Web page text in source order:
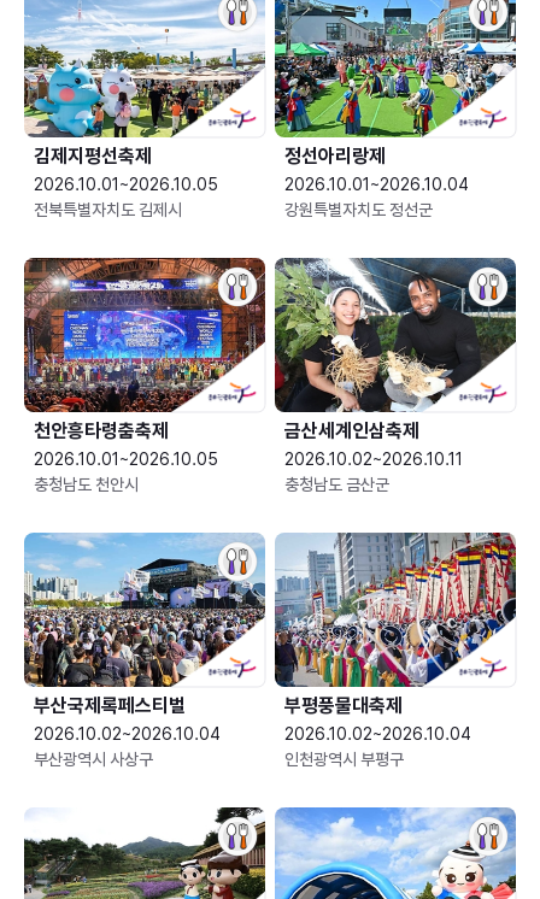
김제지평선축제
2026.10.01~2026.10.05
전북특별자치도 김제시
정선아리랑제
2026.10.01~2026.10.04
강원특별자치도 정선군
천안흥타령춤축제
2026.10.01~2026.10.05
충청남도 천안시
금산세계인삼축제
2026.10.02~2026.10.11
충청남도 금산군
부산국제록페스티벌
2026.10.02~2026.10.04
부산광역시 사상구
부평풍물대축제
2026.10.02~2026.10.04
인천광역시 부평구